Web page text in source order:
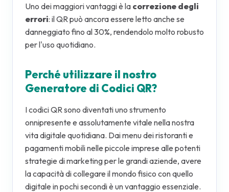
Uno dei maggiori vantaggi è la correzione degli
errori: il QR può ancora essere letto anche se
danneggiato fino al 30%, rendendolo molto robusto
per l'uso quotidiano.
Perché utilizzare il nostro
Generatore di Codici QR?
I codici QR sono diventati uno strumento
onnipresente e assolutamente vitale nella nostra
vita digitale quotidiana. Dai menu dei ristoranti e
pagamenti mobili nelle piccole imprese alle potenti
strategie di marketing per le grandi aziende, avere
la capacità di collegare il mondo fisico con quello
digitale in pochi secondi è un vantaggio essenziale.